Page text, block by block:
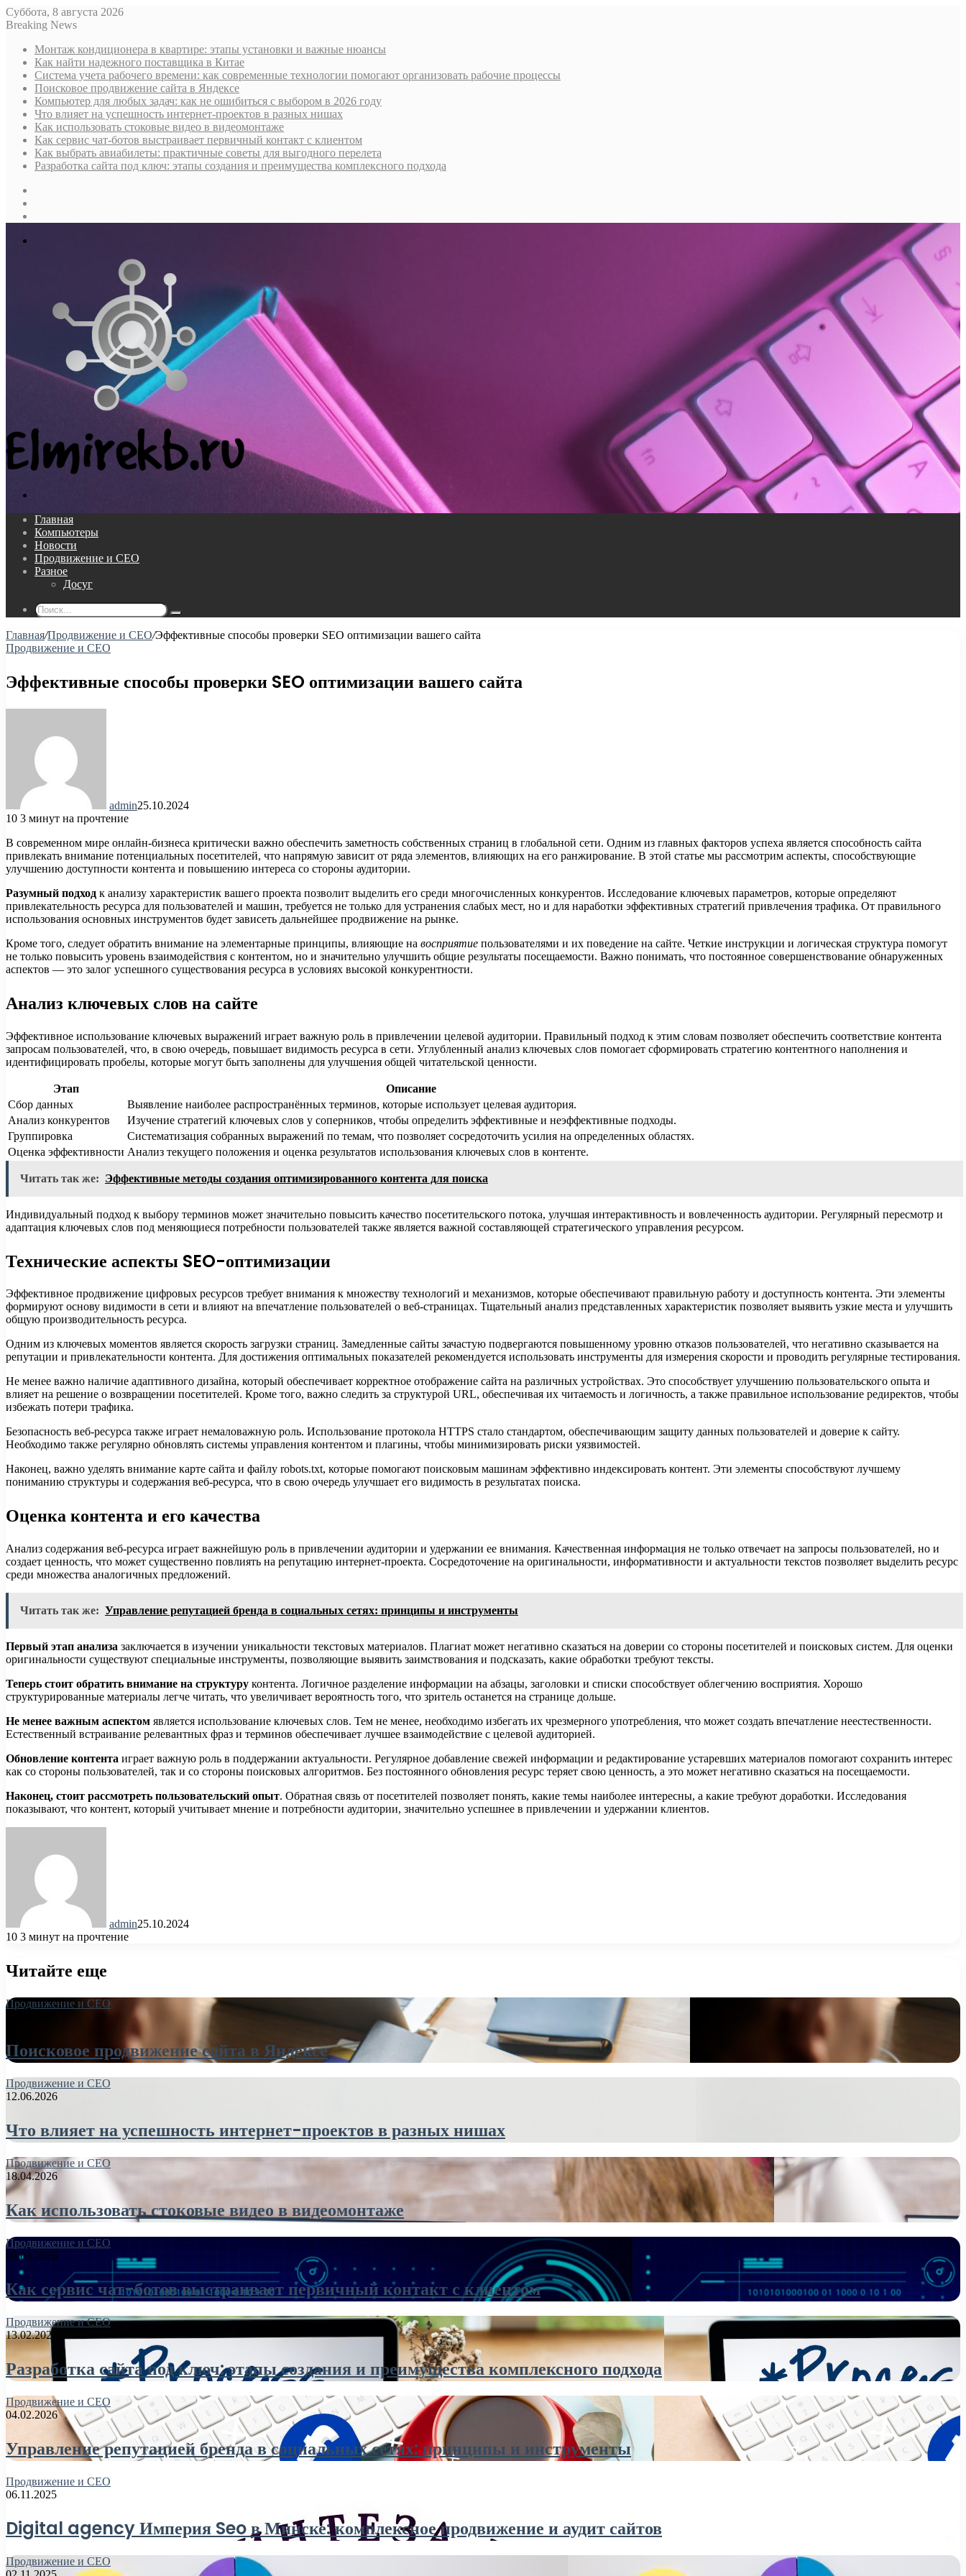
Суббота, 8 августа 2026
Breaking News
Монтаж кондиционера в квартире: этапы установки и важные нюансы
Как найти надежного поставщика в Китае
Система учета рабочего времени: как современные технологии помогают организовать рабочие процессы
Поисковое продвижение сайта в Яндексе
Компьютер для любых задач: как не ошибиться с выбором в 2026 году
Что влияет на успешность интернет-проектов в разных нишах
Как использовать стоковые видео в видеомонтаже
Как сервис чат-ботов выстраивает первичный контакт с клиентом
Как выбрать авиабилеты: практичные советы для выгодного перелета
Разработка сайта под ключ: этапы создания и преимущества комплексного подхода
Главная
Компьютеры
Новости
Продвижение и СЕО
Разное
Досуг
Поиск...
Главная/Продвижение и СЕО/Эффективные способы проверки SEO оптимизации вашего сайта
Продвижение и СЕО
Эффективные способы проверки SEO оптимизации вашего сайта
admin25.10.2024
10 3 минут на прочтение
В современном мире онлайн-бизнеса критически важно обеспечить заметность собственных страниц в глобальной сети. Одним из главных факторов успеха является способность сайта
привлекать внимание потенциальных посетителей, что напрямую зависит от ряда элементов, влияющих на его ранжирование. В этой статье мы рассмотрим аспекты, способствующие
улучшению доступности контента и повышению интереса со стороны аудитории.
Разумный подход к анализу характеристик вашего проекта позволит выделить его среди многочисленных конкурентов. Исследование ключевых параметров, которые определяют
привлекательность ресурса для пользователей и машин, требуется не только для устранения слабых мест, но и для наработки эффективных стратегий привлечения трафика. От правильного
использования основных инструментов будет зависеть дальнейшее продвижение на рынке.
Кроме того, следует обратить внимание на элементарные принципы, влияющие на восприятие пользователями и их поведение на сайте. Четкие инструкции и логическая структура помогут
не только повысить уровень взаимодействия с контентом, но и значительно улучшить общие результаты посещаемости. Важно понимать, что постоянное совершенствование обнаруженных
аспектов — это залог успешного существования ресурса в условиях высокой конкурентности.
Анализ ключевых слов на сайте
Эффективное использование ключевых выражений играет важную роль в привлечении целевой аудитории. Правильный подход к этим словам позволяет обеспечить соответствие контента
запросам пользователей, что, в свою очередь, повышает видимость ресурса в сети. Углубленный анализ ключевых слов помогает сформировать стратегию контентного наполнения и
идентифицировать пробелы, которые могут быть заполнены для улучшения общей читательской ценности.
Этап
Описание
Сбор данных
Выявление наиболее распространённых терминов, которые использует целевая аудитория.
Анализ конкурентов
Изучение стратегий ключевых слов у соперников, чтобы определить эффективные и неэффективные подходы.
Группировка
Систематизация собранных выражений по темам, что позволяет сосредоточить усилия на определенных областях.
Оценка эффективности Анализ текущего положения и оценка результатов использования ключевых слов в контенте.
Читать так же: Эффективные методы создания оптимизированного контента для поиска
Индивидуальный подход к выбору терминов может значительно повысить качество посетительского потока, улучшая интерактивность и вовлеченность аудитории. Регулярный пересмотр и
адаптация ключевых слов под меняющиеся потребности пользователей также является важной составляющей стратегического управления ресурсом.
Технические аспекты SEO-оптимизации
Эффективное продвижение цифровых ресурсов требует внимания к множеству технологий и механизмов, которые обеспечивают правильную работу и доступность контента. Эти элементы
формируют основу видимости в сети и влияют на впечатление пользователей о веб-страницах. Тщательный анализ представленных характеристик позволяет выявить узкие места и улучшить
общую производительность ресурса.
Одним из ключевых моментов является скорость загрузки страниц. Замедленные сайты зачастую подвергаются повышенному уровню отказов пользователей, что негативно сказывается на
репутации и привлекательности контента. Для достижения оптимальных показателей рекомендуется использовать инструменты для измерения скорости и проводить регулярные тестирования.
Не менее важно наличие адаптивного дизайна, который обеспечивает корректное отображение сайта на различных устройствах. Это способствует улучшению пользовательского опыта и
влияет на решение о возвращении посетителей. Кроме того, важно следить за структурой URL, обеспечивая их читаемость и логичность, а также правильное использование редиректов, чтобы
избежать потери трафика.
Безопасность веб-ресурса также играет немаловажную роль. Использование протокола HTTPS стало стандартом, обеспечивающим защиту данных пользователей и доверие к сайту.
Необходимо также регулярно обновлять системы управления контентом и плагины, чтобы минимизировать риски уязвимостей.
Наконец, важно уделять внимание карте сайта и файлу robots.txt, которые помогают поисковым машинам эффективно индексировать контент. Эти элементы способствуют лучшему
пониманию структуры и содержания веб-ресурса, что в свою очередь улучшает его видимость в результатах поиска.
Оценка контента и его качества
Анализ содержания веб-ресурса играет важнейшую роль в привлечении аудитории и удержании ее внимания. Качественная информация не только отвечает на запросы пользователей, но и
создает ценность, что может существенно повлиять на репутацию интернет-проекта. Сосредоточение на оригинальности, информативности и актуальности текстов позволяет выделить ресурс
среди множества аналогичных предложений.
Читать так же: Управление репутацией бренда в социальных сетях: принципы и инструменты
Первый этап анализа заключается в изучении уникальности текстовых материалов. Плагиат может негативно сказаться на доверии со стороны посетителей и поисковых систем. Для оценки
оригинальности существуют специальные инструменты, позволяющие выявить заимствования и подсказать, какие обработки требуют тексты.
Теперь стоит обратить внимание на структуру контента. Логичное разделение информации на абзацы, заголовки и списки способствует облегчению восприятия. Хорошо
структурированные материалы легче читать, что увеличивает вероятность того, что зритель останется на странице дольше.
Не менее важным аспектом является использование ключевых слов. Тем не менее, необходимо избегать их чрезмерного употребления, что может создать впечатление неестественности.
Естественный встраивание релевантных фраз и терминов обеспечивает лучшее взаимодействие с целевой аудиторией.
Обновление контента играет важную роль в поддержании актуальности. Регулярное добавление свежей информации и редактирование устаревших материалов помогают сохранить интерес
как со стороны пользователей, так и со стороны поисковых алгоритмов. Без постоянного обновления ресурс теряет свою ценность, а это может негативно сказаться на посещаемости.
Наконец, стоит рассмотреть пользовательский опыт. Обратная связь от посетителей позволяет понять, какие темы наиболее интересны, а какие требуют доработки. Исследования
показывают, что контент, который учитывает мнение и потребности аудитории, значительно успешнее в привлечении и удержании клиентов.
admin25.10.2024
10 3 минут на прочтение
Читайте еще
Продвижение и СЕО
Поисковое продвижение сайта в Яндексе
Продвижение и СЕО
12.06.2026
Что влияет на успешность интернет-проектов в разных нишах
Продвижение и СЕО
18.04.2026
Как использовать стоковые видео в видеомонтаже
Продвижение и СЕО
09.03.2026
Как сервис чат-ботов выстраивает первичный контакт с клиентом
Продвижение и СЕО
13.02.2026
Разработка сайта под ключ: этапы создания и преимущества комплексного подхода
Продвижение и СЕО
04.02.2026
Управление репутацией бренда в социальных сетях: принципы и инструменты
Продвижение и СЕО
06.11.2025
Digital agency Империя Seo в Минске: комплексное продвижение и аудит сайтов
Продвижение и СЕО